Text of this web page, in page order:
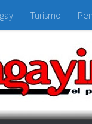
Turismo